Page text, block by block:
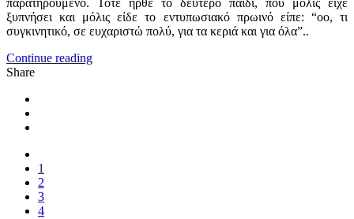
ξυπνήσει και μόλις είδε το εντυπωσιακό πρωινό είπε: “οο, τι
συγκινητικό, σε ευχαριστώ πολύ, για τα κεριά και για όλα”..
Continue reading
Share
1
2
3
4